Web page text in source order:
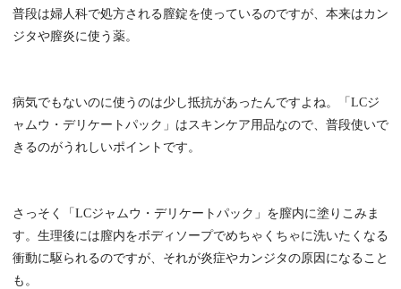
普段は婦人科で処方される膣錠を使っているのですが、本来はカン
ジタや膣炎に使う薬。
病気でもないのに使うのは少し抵抗があったんですよね。「LCジ
ャムウ・デリケートパック」はスキンケア用品なので、普段使いで
きるのがうれしいポイントです。
さっそく「LCジャムウ・デリケートパック」を膣内に塗りこみま
す。生理後には膣内をボディソープでめちゃくちゃに洗いたくなる
衝動に駆られるのですが、それが炎症やカンジタの原因になること
も。